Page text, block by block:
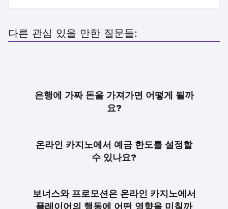
다른 관심 있을 만한 질문들:
은행에 가짜 돈을 가져가면 어떻게 될까
요?
온라인 카지노에서 예금 한도를 설정할
수 있나요?
보너스와 프로모션은 온라인 카지노에서
플레이어의 행동에 어떤 영향을 미칠까